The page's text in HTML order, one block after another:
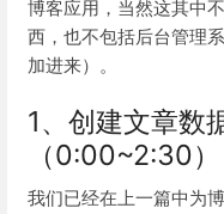
博客应用，当然这其中
西，也不包括后台管理
加进来）。
1、创建文章数
（0:00~2:30）
我们已经在上一篇中为